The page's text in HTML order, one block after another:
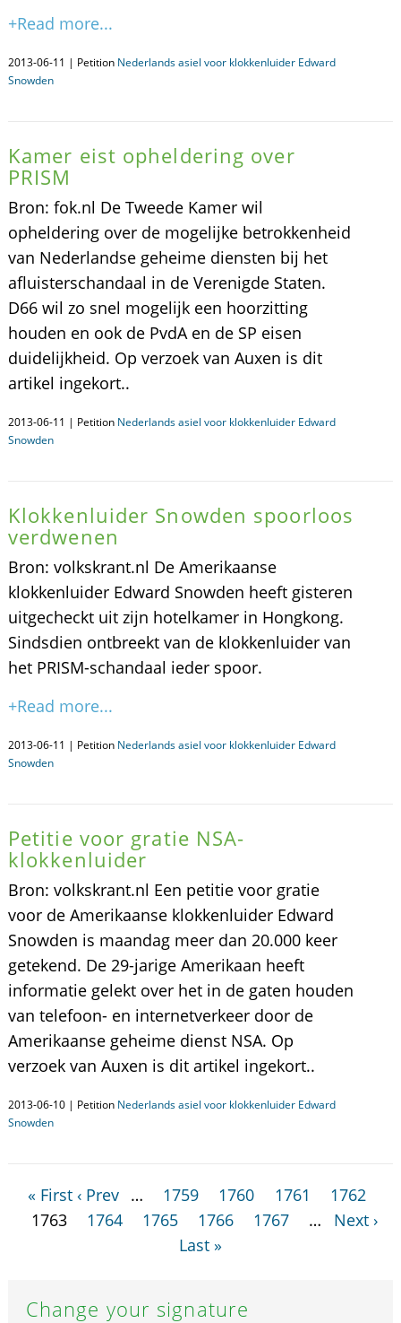
+Read more...
2013-06-11 | Petition Nederlands asiel voor klokkenluider Edward
Snowden
Kamer eist opheldering over
PRISM
Bron: fok.nl De Tweede Kamer wil
opheldering over de mogelijke betrokkenheid
van Nederlandse geheime diensten bij het
afluisterschandaal in de Verenigde Staten.
D66 wil zo snel mogelijk een hoorzitting
houden en ook de PvdA en de SP eisen
duidelijkheid. Op verzoek van Auxen is dit
artikel ingekort..
2013-06-11 | Petition Nederlands asiel voor klokkenluider Edward
Snowden
Klokkenluider Snowden spoorloos
verdwenen
Bron: volkskrant.nl De Amerikaanse
klokkenluider Edward Snowden heeft gisteren
uitgecheckt uit zijn hotelkamer in Hongkong.
Sindsdien ontbreekt van de klokkenluider van
het PRISM-schandaal ieder spoor.
+Read more...
2013-06-11 | Petition Nederlands asiel voor klokkenluider Edward
Snowden
Petitie voor gratie NSA-
klokkenluider
Bron: volkskrant.nl Een petitie voor gratie
voor de Amerikaanse klokkenluider Edward
Snowden is maandag meer dan 20.000 keer
getekend. De 29-jarige Amerikaan heeft
informatie gelekt over het in de gaten houden
van telefoon- en internetverkeer door de
Amerikaanse geheime dienst NSA. Op
verzoek van Auxen is dit artikel ingekort..
2013-06-10 | Petition Nederlands asiel voor klokkenluider Edward
Snowden
« First ‹ Prev … 1759 1760 1761
1762
1763
1764 1765 1766 1767 …
Next ›
Last »
Change your signature